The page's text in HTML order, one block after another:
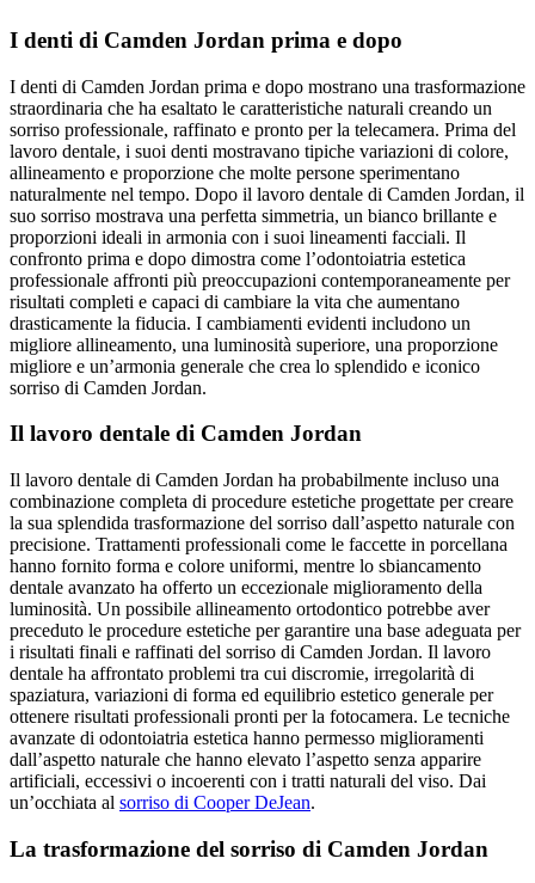
I denti di Camden Jordan prima e dopo
I denti di Camden Jordan prima e dopo mostrano una trasformazione
straordinaria che ha esaltato le caratteristiche naturali creando un
sorriso professionale, raffinato e pronto per la telecamera. Prima del
lavoro dentale, i suoi denti mostravano tipiche variazioni di colore,
allineamento e proporzione che molte persone sperimentano
naturalmente nel tempo. Dopo il lavoro dentale di Camden Jordan, il
suo sorriso mostrava una perfetta simmetria, un bianco brillante e
proporzioni ideali in armonia con i suoi lineamenti facciali. Il
confronto prima e dopo dimostra come l’odontoiatria estetica
professionale affronti più preoccupazioni contemporaneamente per
risultati completi e capaci di cambiare la vita che aumentano
drasticamente la fiducia. I cambiamenti evidenti includono un
migliore allineamento, una luminosità superiore, una proporzione
migliore e un’armonia generale che crea lo splendido e iconico
sorriso di Camden Jordan.
Il lavoro dentale di Camden Jordan
Il lavoro dentale di Camden Jordan ha probabilmente incluso una
combinazione completa di procedure estetiche progettate per creare
la sua splendida trasformazione del sorriso dall’aspetto naturale con
precisione. Trattamenti professionali come le faccette in porcellana
hanno fornito forma e colore uniformi, mentre lo sbiancamento
dentale avanzato ha offerto un eccezionale miglioramento della
luminosità. Un possibile allineamento ortodontico potrebbe aver
preceduto le procedure estetiche per garantire una base adeguata per
i risultati finali e raffinati del sorriso di Camden Jordan. Il lavoro
dentale ha affrontato problemi tra cui discromie, irregolarità di
spaziatura, variazioni di forma ed equilibrio estetico generale per
ottenere risultati professionali pronti per la fotocamera. Le tecniche
avanzate di odontoiatria estetica hanno permesso miglioramenti
dall’aspetto naturale che hanno elevato l’aspetto senza apparire
artificiali, eccessivi o incoerenti con i tratti naturali del viso. Dai
un’occhiata al sorriso di Cooper DeJean.
La trasformazione del sorriso di Camden Jordan